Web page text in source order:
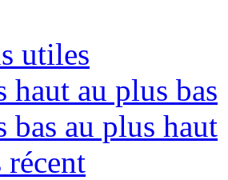
utiles
haut au plus bas
bas au plus haut